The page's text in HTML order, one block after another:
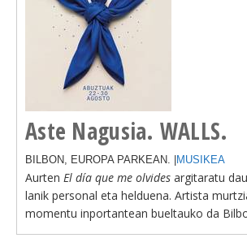
Aste Nagusia. WALLS.
BILBON, EUROPA PARKEAN. | MUSIKEA
Aurten El día que me olvides argitaratu
lanik personal eta helduena. Artista
momentu inportantean bueltauko da